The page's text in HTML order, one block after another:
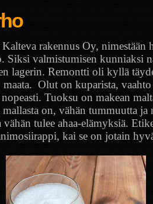
rakennus Oy, nimestään
Siksi valmistumisen kunniaksi
lagerin. Remontti oli kyllä
maata. Olut on kuparista,
nopeasti. Tuoksu on makean
on, vähän tummuutta ja
tulee ahaa-elämyksiä.
kai se on jotain